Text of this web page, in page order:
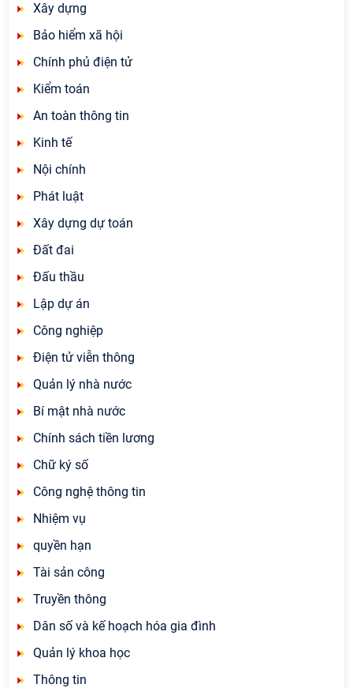
Xây dựng
Bảo hiểm xã hội
Chính phủ điện tử
Kiểm toán
An toàn thông tin
Kinh tế
Nội chính
Phát luật
Xây dựng dự toán
Đất đai
Đấu thầu
Lập dự án
Công nghiệp
Điện tử viễn thông
Quản lý nhà nước
Bí mật nhà nước
Chính sách tiền lương
Chữ ký số
Công nghệ thông tin
Nhiệm vụ
quyền hạn
Tài sản công
Truyền thông
Dân số và kế hoạch hóa gia đình
Quản lý khoa học
Thông tin